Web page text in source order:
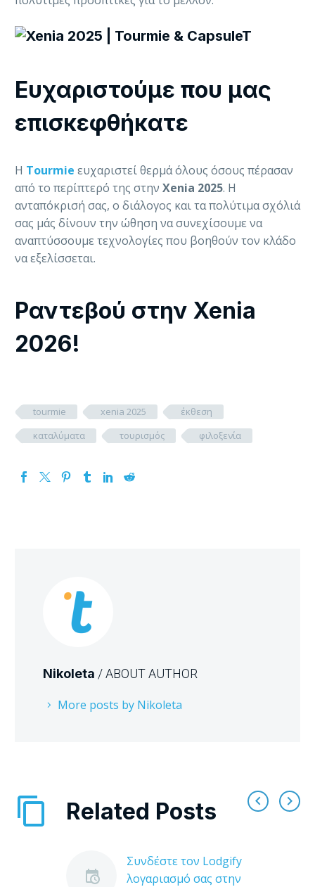
Ευχαριστούμε που μας
επισκεφθήκατε
Η Tourmie ευχαριστεί θερμά όλους όσους πέρασαν
από το περίπτερό της στην Xenia 2025. Η
ανταπόκρισή σας, ο διάλογος και τα πολύτιμα σχόλιά
σας μάς δίνουν την ώθηση να συνεχίσουμε να
αναπτύσσουμε τεχνολογίες που βοηθούν τον κλάδο
να εξελίσσεται.
Ραντεβού στην Xenia
2026!
tourmie xenia 2025
έκθεση
καταλύματα
τουρισμός φιλοξενία
Nikoleta / ABOUT AUTHOR
More posts by Nikoleta
Related Posts
Συνδέστε τον Lodgify
λογαριασμό σας στην